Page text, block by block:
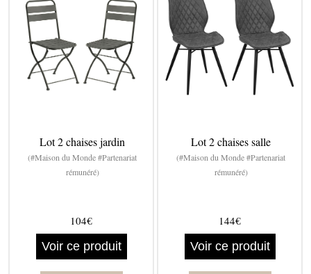
Lot 2 chaises jardin
(#Maison du Monde #Partenariat
rémunéré)
104€
Voir ce produit
Lot 2 chaises salle
(#Maison du Monde #Partenariat
rémunéré)
144€
Voir ce produit